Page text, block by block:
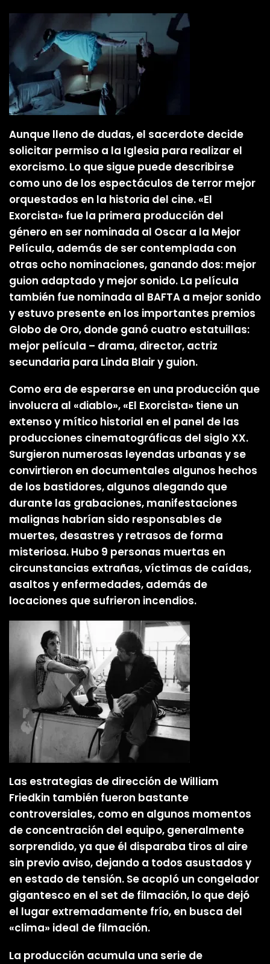
Aunque lleno de dudas, el sacerdote decide
solicitar permiso a la Iglesia para realizar el
exorcismo. Lo que sigue puede describirse
como uno de los espectáculos de terror mejor
orquestados en la historia del cine. «El
Exorcista» fue la primera producción del
género en ser nominada al Oscar a la Mejor
Película, además de ser contemplada con
otras ocho nominaciones, ganando dos: mejor
guion adaptado y mejor sonido. La película
también fue nominada al BAFTA a mejor sonido
y estuvo presente en los importantes premios
Globo de Oro, donde ganó cuatro estatuillas:
mejor película – drama, director, actriz
secundaria para Linda Blair y guion.
Como era de esperarse en una producción que
involucra al «diablo», «El Exorcista» tiene un
extenso y mítico historial en el panel de las
producciones cinematográficas del siglo XX.
Surgieron numerosas leyendas urbanas y se
convirtieron en documentales algunos hechos
de los bastidores, algunos alegando que
durante las grabaciones, manifestaciones
malignas habrían sido responsables de
muertes, desastres y retrasos de forma
misteriosa. Hubo 9 personas muertas en
circunstancias extrañas, víctimas de caídas,
asaltos y enfermedades, además de
locaciones que sufrieron incendios.
Las estrategias de dirección de William
Friedkin también fueron bastante
controversiales, como en algunos momentos
de concentración del equipo, generalmente
sorprendido, ya que él disparaba tiros al aire
sin previo aviso, dejando a todos asustados y
en estado de tensión. Se acopló un congelador
gigantesco en el set de filmación, lo que dejó
el lugar extremadamente frío, en busca del
«clima» ideal de filmación.
La producción acumula una serie de